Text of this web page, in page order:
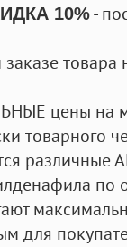
10%-
заказе
цены на
товарного
по
для